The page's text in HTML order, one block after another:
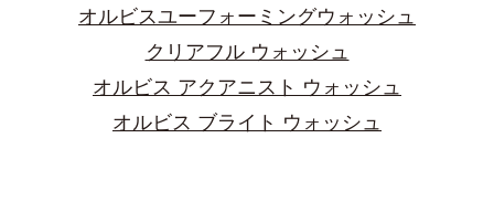
オルビスユーフォーミングウォッシュ
クリアフル ウォッシュ
オルビス アクアニスト ウォッシュ
オルビス ブライト ウォッシュ